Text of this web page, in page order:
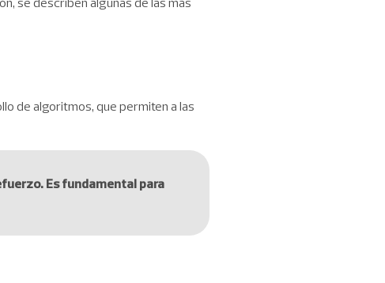
de algoritmos, que permiten a las
Es fundamental para